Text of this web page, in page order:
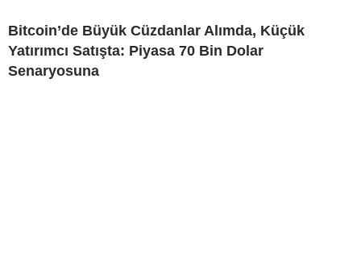
Bitcoin’de Büyük Cüzdanlar Alımda, Küçük
Yatırımcı Satışta: Piyasa 70 Bin Dolar
Senaryosuna